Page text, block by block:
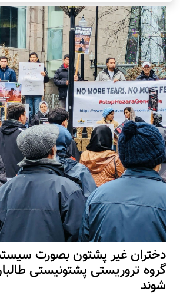
دختران غیر پشتون بصورت
گروه تروریستی پشتونیستی
شوند